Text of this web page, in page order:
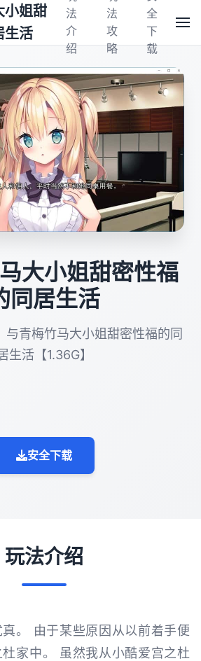
小姐甜
生活
法
介
绍
法
攻
略
全
下
载
大小姐甜密性福
同居生活
与青梅竹马大小姐甜密性福的同
生活【1.36G】
安全下载
玩法介绍
。 由于某些原因从以前着手便
家中。 虽然我从小酷爱宫之杜